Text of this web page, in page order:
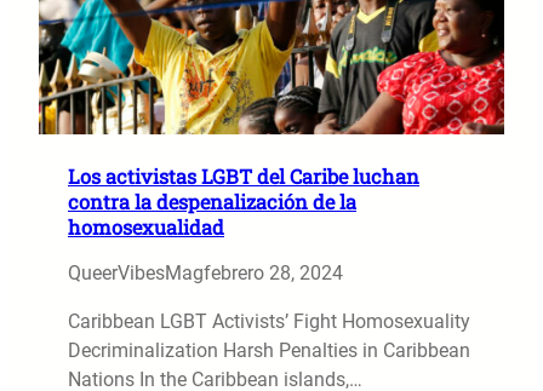
Los activistas LGBT del Caribe luchan
contra la despenalización de la
homosexualidad
QueerVibesMagfebrero 28, 2024
Caribbean LGBT Activists’ Fight Homosexuality
Decriminalization Harsh Penalties in Caribbean
Nations In the Caribbean islands,…